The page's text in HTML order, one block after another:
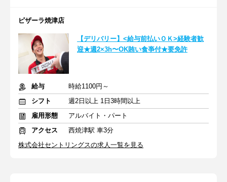
ピザーラ焼津店
【デリバリー】<給与前払いＯＫ>経験者歓
迎★週2×3h〜OK賄い食亊付★要免許
給与
時給1100円～
シフト
週2日以上 1日3時間以上
雇用形態
アルバイト・パート
アクセス
西焼津駅 車3分
株式会社セントリングスの求人一覧を見る